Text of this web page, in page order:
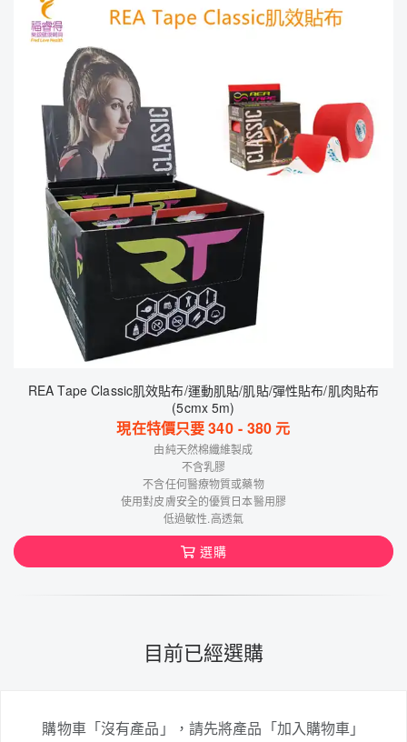
REA Tape Classic肌效貼布/運動肌貼/肌貼/彈性貼布/肌肉貼布
(5cmx 5m)
現在特價只要340 - 380 元
由純天然棉纖維製成
不含乳膠
不含任何醫療物質或藥物
使用對皮膚安全的優質日本醫用膠
低過敏性.高透氣
選購
目前已經選購
購物車「沒有產品」，請先將產品「加入購物車」